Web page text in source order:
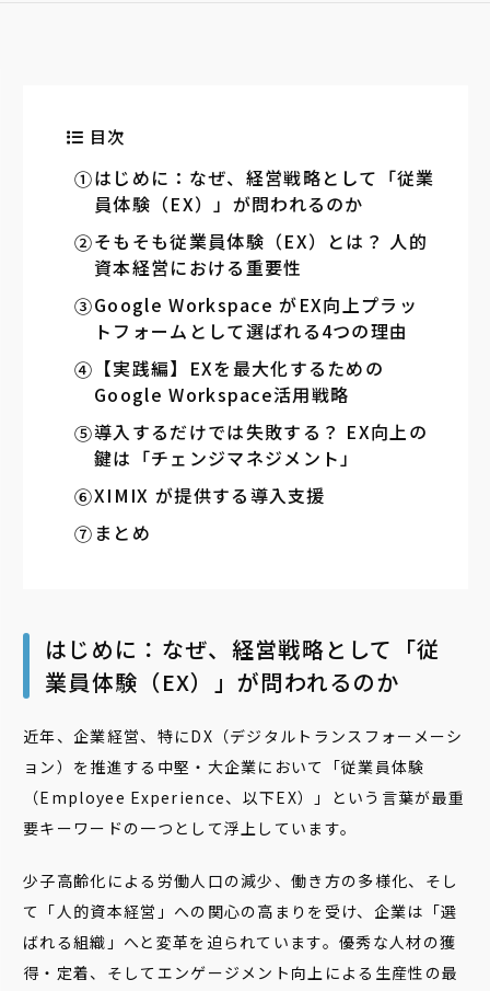
目次
はじめに：なぜ、経営戦略として「従業
員体験（EX）」が問われるのか
そもそも従業員体験（EX）とは？ 人的
資本経営における重要性
Google Workspace がEX向上プラッ
トフォームとして選ばれる4つの理由
【実践編】EXを最大化するための
Google Workspace活用戦略
導入するだけでは失敗する？ EX向上の
鍵は「チェンジマネジメント」
XIMIX が提供する導入支援
まとめ
はじめに：なぜ、経営戦略として「従
業員体験（EX）」が問われるのか
近年、企業経営、特にDX（デジタルトランスフォーメーシ
ョン）を推進する中堅・大企業において「従業員体験
（Employee Experience、以下EX）」という言葉が最重
要キーワードの一つとして浮上しています。
少子高齢化による労働人口の減少、働き方の多様化、そし
て「人的資本経営」への関心の高まりを受け、企業は「選
ばれる組織」へと変革を迫られています。優秀な人材の獲
得・定着、そしてエンゲージメント向上による生産性の最